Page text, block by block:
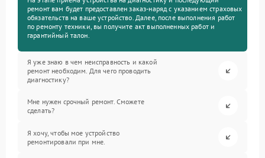
ремонт вам будет предоставлен заказ-наряд с указанием страховых
обязательств на ваше устройство. Далее, после выполнения работ
по ремонту техники, вы получите акт выполненных работ и
гарантийный талон.
Я уже знаю в чем неисправность и какой
ремонт необходим. Для чего проводить
диагностику?
Мне нужен срочный ремонт. Сможете
сделать?
Я хочу, чтобы мое устройство
ремонтировали при мне.